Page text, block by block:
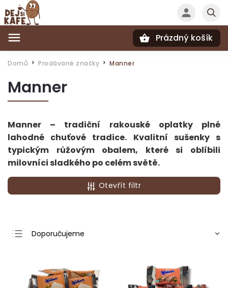
Prázdný košík
Domů / Prodávané značky / Manner
Manner
Manner – tradiční rakouské oplatky plné
lahodné chuťové tradice. Kvalitní sušenky s
typickým růžovým obalem, které si oblíbili
milovníci sladkého po celém světě.
Otevřít filtr
Doporučujeme
Nejdražší
Nejprodávanější